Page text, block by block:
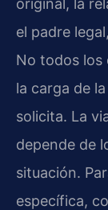
original, la
el padre
No todos los
la carga de
solicita. La
depende de
situación.
específica,